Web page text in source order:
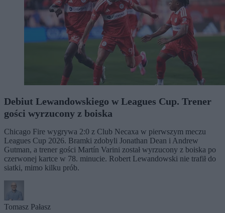
Debiut Lewandowskiego w Leagues Cup. Trener
gości wyrzucony z boiska
Chicago Fire wygrywa 2:0 z Club Necaxa w pierwszym meczu
Leagues Cup 2026. Bramki zdobyli Jonathan Dean i Andrew
Gutman, a trener gości Martín Varini został wyrzucony z boiska po
czerwonej kartce w 78. minucie. Robert Lewandowski nie trafił do
siatki, mimo kilku prób.
Tomasz Pałasz